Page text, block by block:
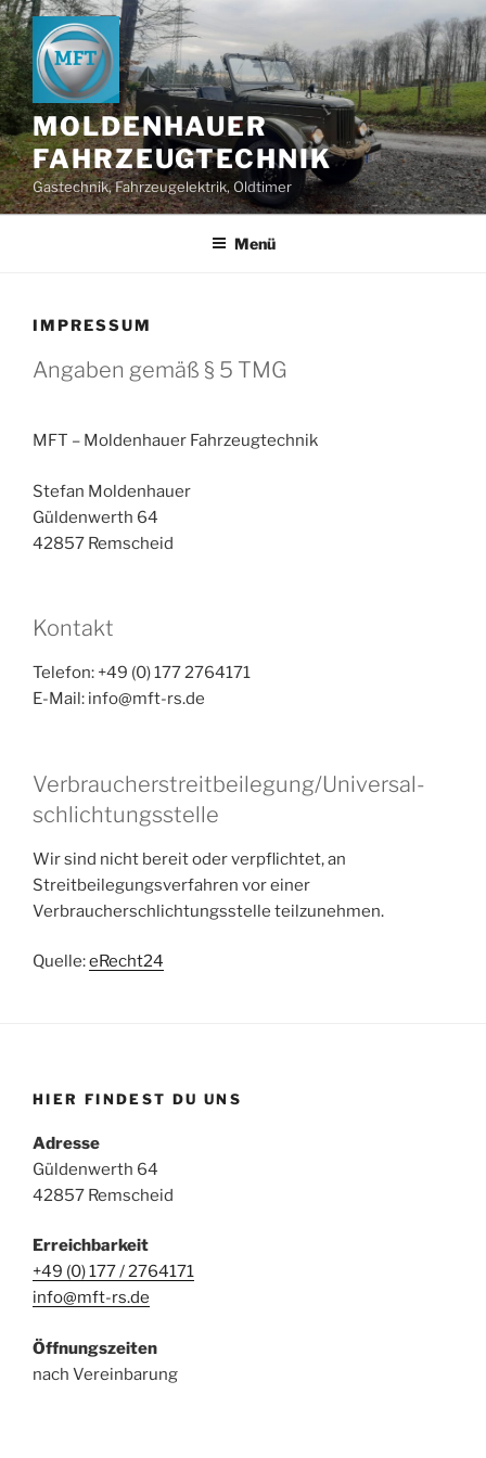
Zum
Inhalt
springen
MOLDENHAUER
FAHRZEUGTECHNIK
Gastechnik, Fahrzeugelektrik, Oldtimer
Menü
IMPRESSUM
Angaben gemäß § 5 TMG
MFT – Moldenhauer Fahrzeugtechnik
Stefan Moldenhauer
Güldenwerth 64
42857 Remscheid
Kontakt
Telefon: +49 (0) 177 2764171
E-Mail: info@mft-rs.de
Verbraucher­streit­beilegung/Universal­
schlichtungs­stelle
Wir sind nicht bereit oder verpflichtet, an
Streitbeilegungsverfahren vor einer
Verbraucherschlichtungsstelle teilzunehmen.
Quelle:eRecht24
HIER FINDEST DU UNS
Adresse
Güldenwerth 64
42857 Remscheid
Erreichbarkeit
+49 (0) 177 / 2764171
info@mft-rs.de
Öffnungszeiten
nach Vereinbarung